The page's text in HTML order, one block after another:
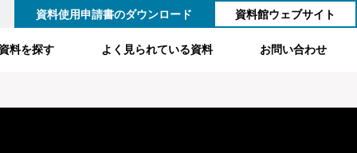
資料使用申請書のダウンロード 資料館ウェブサイト
料を探す よく見られている資料 お問い合わせ